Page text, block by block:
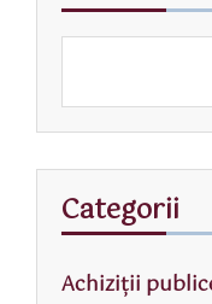
Categorii
Achiziții